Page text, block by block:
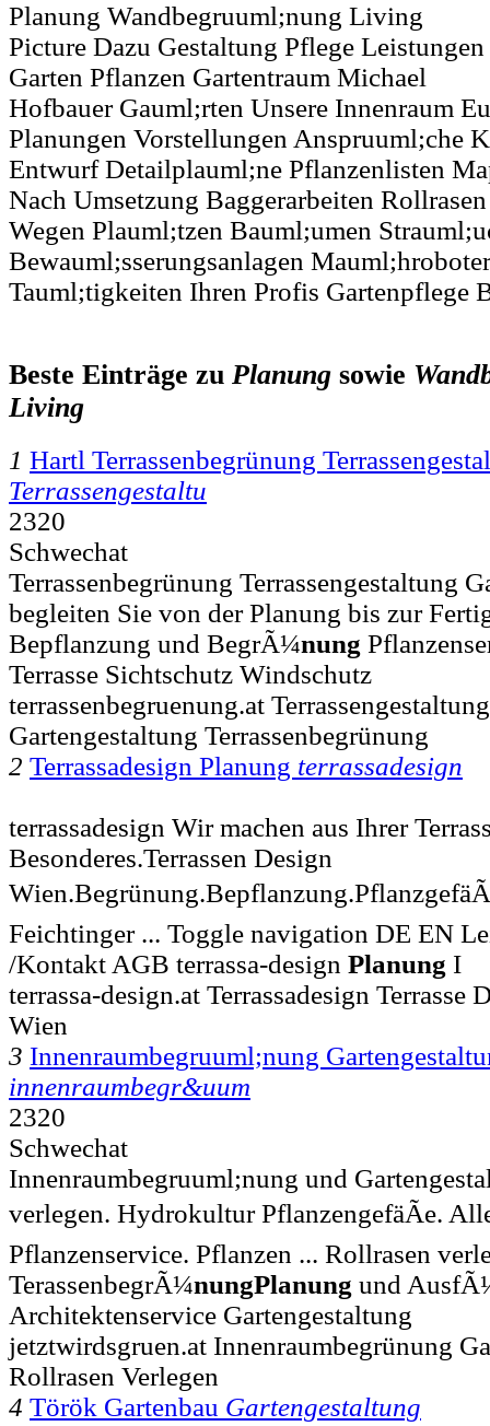
Planung Wandbegruuml;nung Living
Picture Dazu Gestaltung Pflege Leistungen
Garten Pflanzen Gartentraum Michael
Hofbauer Gauml;rten Unsere Innenraum
Planungen Vorstellungen Anspruuml;che
Entwurf Detailplauml;ne Pflanzenlisten
Nach Umsetzung Baggerarbeiten
Wegen Plauml;tzen Bauml;umen
Bewauml;sserungsanlagen
Tauml;tigkeiten Ihren Profis Gartenpflege
Beste Einträge zu Planung sowie
Living
1 Hartl Terrassenbegrünung
Terrassengestaltu
2320
Schwechat
Terrassenbegrünung Terrassengestaltung
begleiten Sie von der Planung bis zur
Bepflanzung und BegrÃ¼nung
Terrasse Sichtschutz Windschutz
terrassenbegruenung.at
Gartengestaltung Terrassenbegrünung
2 Terrassadesign Planung terrassadesign
terrassadesign Wir machen aus Ihrer
Besonderes.Terrassen Design
Feichtinger ... Toggle navigation DE EN
/Kontakt AGB terrassa-design Planung I
terrassa-design.at Terrassadesign Terrasse
Wien
3 Innenraumbegruuml;nung
innenraumbegr&uum
2320
Schwechat
Innenraumbegruuml;nung und
verlegen. Hydrokultur PflanzengefäÃe.
Pflanzenservice. Pflanzen ... Rollrasen
TerassenbegrÃ¼nungPlanung und
Architektenservice Gartengestaltung
jetztwirdsgruen.at Innenraumbegrünung
Rollrasen Verlegen
4 Török Gartenbau Gartengestaltung